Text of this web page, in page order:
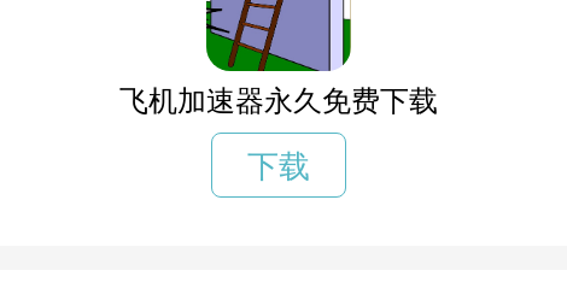
飞机加速器永久免费下载
下载